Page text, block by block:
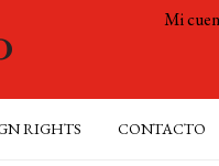
Mi
RIGHTS CONTACTO